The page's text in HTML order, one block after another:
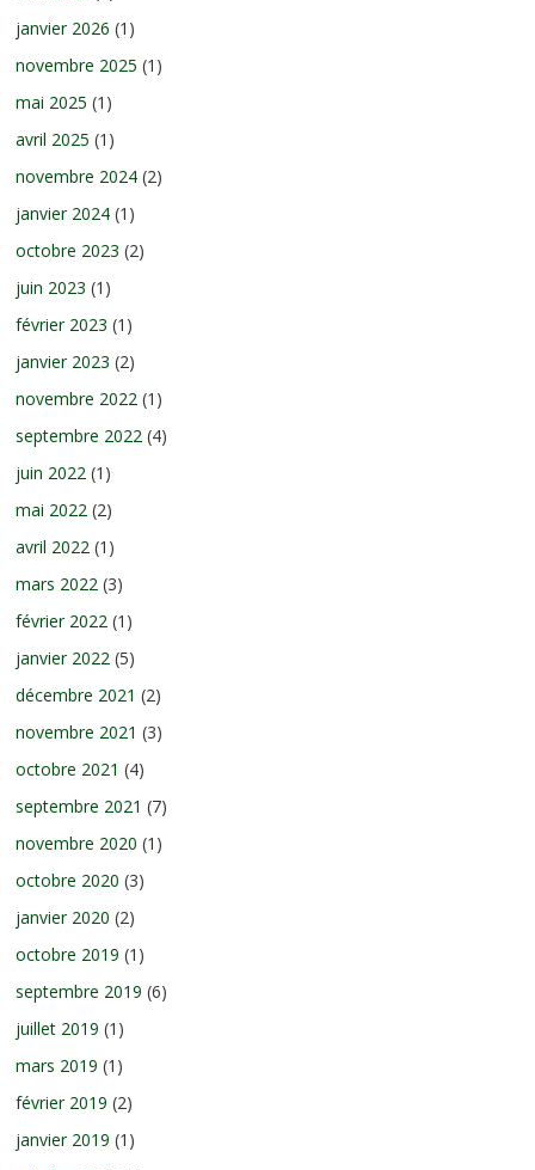
janvier 2026 (1)
novembre 2025 (1)
mai 2025 (1)
avril 2025 (1)
novembre 2024 (2)
janvier 2024 (1)
octobre 2023 (2)
juin 2023 (1)
février 2023 (1)
janvier 2023 (2)
novembre 2022 (1)
septembre 2022 (4)
juin 2022 (1)
mai 2022 (2)
avril 2022 (1)
mars 2022 (3)
février 2022 (1)
janvier 2022 (5)
décembre 2021 (2)
novembre 2021 (3)
octobre 2021 (4)
septembre 2021 (7)
novembre 2020 (1)
octobre 2020 (3)
janvier 2020 (2)
octobre 2019 (1)
septembre 2019 (6)
juillet 2019 (1)
mars 2019 (1)
février 2019 (2)
janvier 2019 (1)